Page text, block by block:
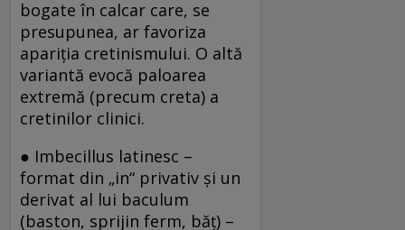
bogate în calcar care, se
presupunea, ar favoriza
apariţia cretinismului. O altă
variantă evocă paloarea
extremă (precum creta) a
cretinilor clinici.
● Imbecillus latinesc –
format din „in“ privativ şi un
derivat al lui baculum
(baston, sprijin ferm, băţ) –